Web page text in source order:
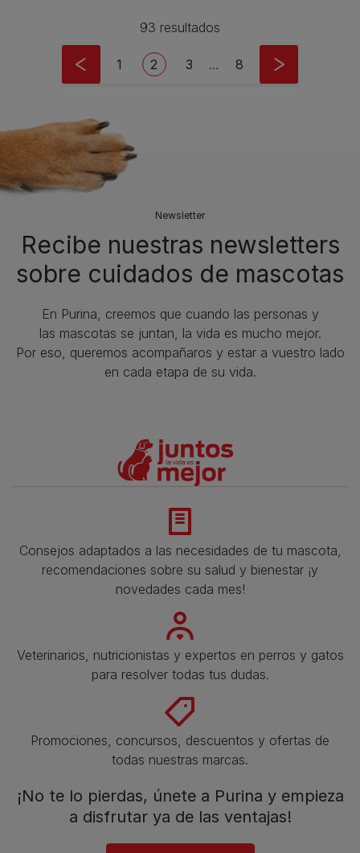
93 resultados
Page
1 Current page
2 Page
3 … Last page
8
Newsletter
Recibe nuestras newsletters
sobre cuidados de mascotas​
En Purina, creemos que cuando las personas y
las mascotas se juntan, la vida es mucho mejor.
Por eso, queremos acompañaros y estar a vuestro lado
en cada etapa de su vida.​
Consejos adaptados a las necesidades de tu mascota,
recomendaciones sobre su salud y bienestar ¡y
novedades cada mes!
Veterinarios, nutricionistas y expertos en perros y gatos
para resolver todas tus dudas.​
Promociones, concursos, descuentos y ofertas de
todas nuestras marcas.​
¡No te lo pierdas, únete a Purina y empieza
a disfrutar ya de las ventajas!​